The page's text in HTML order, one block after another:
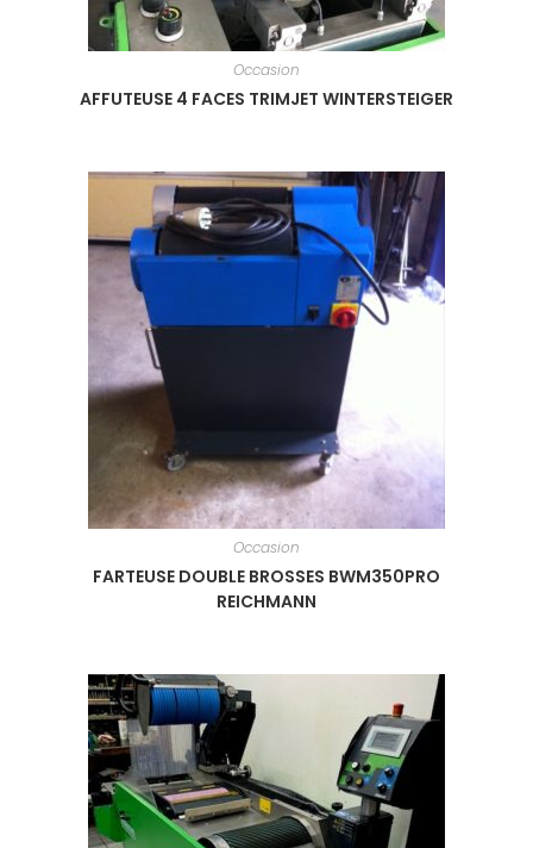
Occasion
AFFUTEUSE 4 FACES TRIMJET WINTERSTEIGER
Occasion
FARTEUSE DOUBLE BROSSES BWM350PRO
REICHMANN